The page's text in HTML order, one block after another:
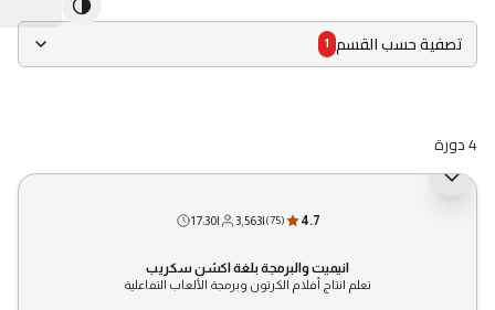
ندوات لايف
الكتب
تصفية حسب القسم 1
4 دورة
4.7
(75)
|
3,563
|
17:30
انيميت والبرمجة بلغة اكشن سكريب
تعلم انتاج أفلام الكرتون وبرمجة الألعاب التفاعلية